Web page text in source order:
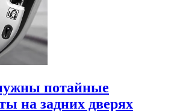
потайные
на задних дверях